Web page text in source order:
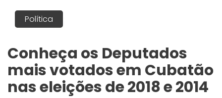
Política
Conheça os Deputados
mais votados em Cubatão
nas eleições de 2018 e 2014